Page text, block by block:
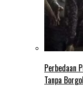
Perbedaan
Tanpa